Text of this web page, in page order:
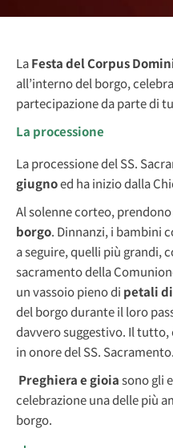
LaFesta del Corpus
all’interno del borgo,
partecipazione da parte di
La processione
La processione del SS.
giugnoed ha inizio dalla
Al solenne corteo,
borgo. Dinnanzi, i bambini
a seguire, quelli più grandi,
sacramento della
un vassoio pieno di petali
del borgo durante il loro
davvero suggestivo. Il
in onore del SS. Sacramento.
Preghiera e gioiasono gli
celebrazione una delle più
borgo.